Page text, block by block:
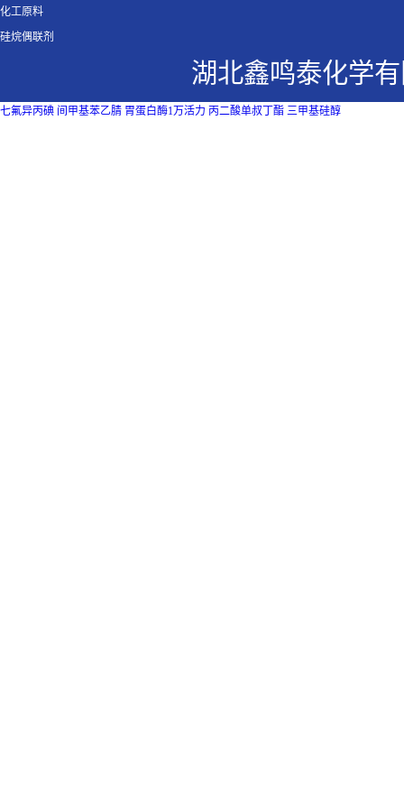
化工原料
硅烷偶联剂
湖北鑫鸣泰化学
七氟异丙碘 间甲基苯乙腈 胃蛋白酶1万活力 丙二酸单叔丁酯 三甲基硅醇